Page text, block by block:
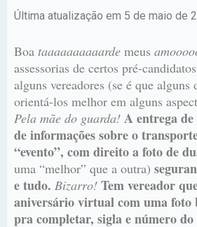
Última atualização em 5 de maio de
Boa taaaaaaaaaarde meus
assessorias de certos pré-
alguns vereadores (se é que alguns
orientá-los melhor em alguns
Pela mãe do guarda! A entrega
de informações sobre o
“evento”, com direito a foto de
uma “melhor” que a outra)
e tudo. Bizarro! Tem vereador
aniversário virtual com uma foto
pra completar, sigla e número